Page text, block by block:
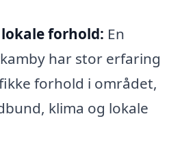
forhold: En
har stor erfaring
forhold i området,
klima og lokale